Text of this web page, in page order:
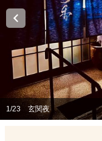
1/23 玄関夜